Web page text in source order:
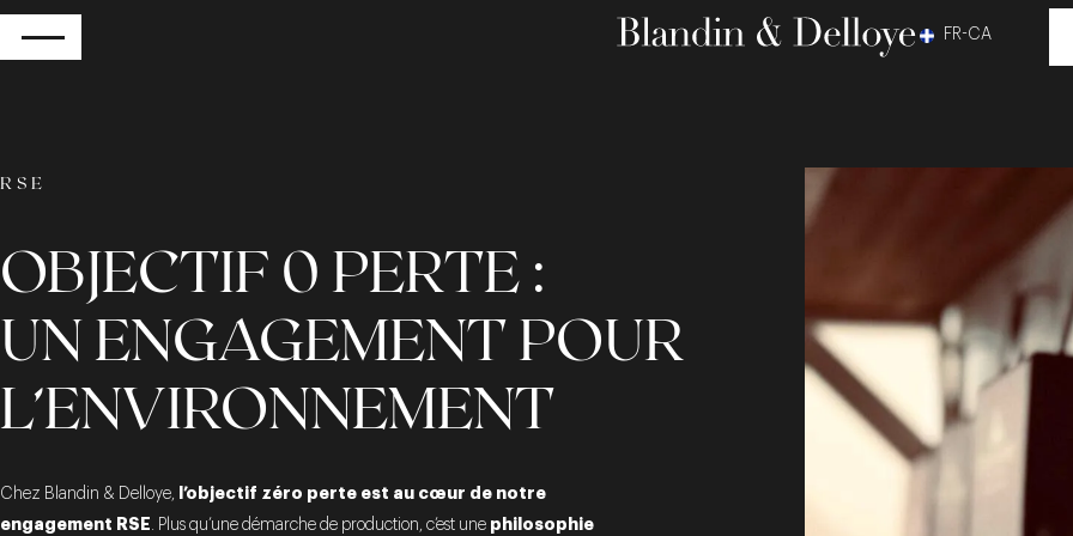
FR-CA
RSE
OBJECTIF 0 PERTE :
UN ENGAGEMENT POUR
L’ENVIRONNEMENT
Chez Blandin & Delloye, l’objectif zéro perte est au cœur de notre
engagement RSE. Plus qu’une démarche de production, c’est une philosophie